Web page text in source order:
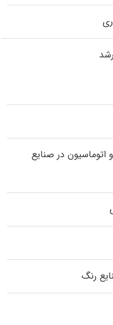
اتوماسیون در صنایع
رنگ